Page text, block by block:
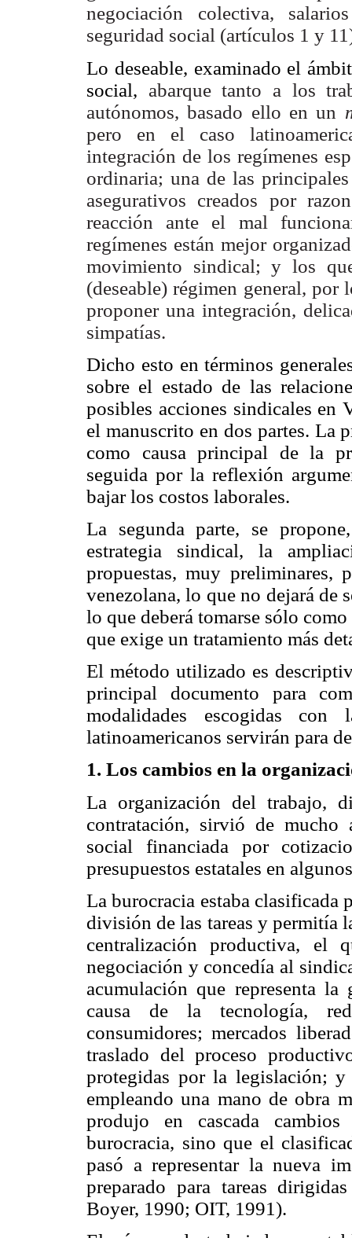
negociación colectiva,
seguridad social (artículos 1 y
Lo deseable, examinado el
social, abarque tanto a los
autónomos, basado ello en un
pero en el caso
integración de los regímenes
ordinaria; una de las
asegurativos creados por
reacción ante el mal
regímenes están mejor
movimiento sindical; y los
(deseable) régimen general,
proponer una integración,
simpatías.
Dicho esto en términos
sobre el estado de las
posibles acciones sindicales en
el manuscrito en dos partes. La
como causa principal de la
seguida por la reflexión
bajar los costos laborales.
La segunda parte, se
estrategia sindical, la
propuestas, muy preliminares,
venezolana, lo que no dejará de
lo que deberá tomarse sólo
que exige un tratamiento más
El método utilizado es
principal documento para
modalidades escogidas
latinoamericanos servirán para
1. Los cambios en la
La organización del trabajo,
contratación, sirvió de mucho
social financiada por
presupuestos estatales en
La burocracia estaba clasificada
división de las tareas y permitía
centralización productiva, el
negociación y concedía al
acumulación que representa
causa de la tecnología,
consumidores; mercados
traslado del proceso
protegidas por la legislación;
empleando una mano de obra
produjo en cascada
burocracia, sino que el
pasó a representar la nueva
preparado para tareas
Boyer, 1990; OIT, 1991).